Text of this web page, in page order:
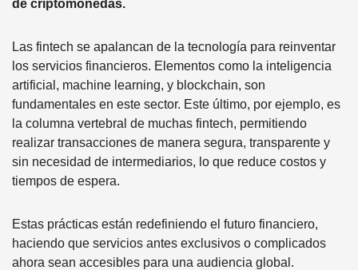
de criptomonedas.
Las fintech se apalancan de la tecnología para reinventar
los servicios financieros. Elementos como la inteligencia
artificial, machine learning, y blockchain, son
fundamentales en este sector. Este último, por ejemplo, es
la columna vertebral de muchas fintech, permitiendo
realizar transacciones de manera segura, transparente y
sin necesidad de intermediarios, lo que reduce costos y
tiempos de espera.
Estas prácticas están redefiniendo el futuro financiero,
haciendo que servicios antes exclusivos o complicados
ahora sean accesibles para una audiencia global.